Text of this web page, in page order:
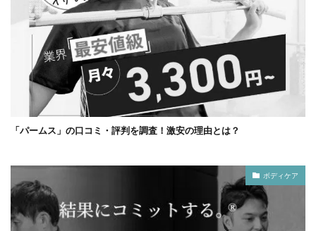
「パームス」の口コミ・評判を調査！激安の理由とは？
ボディケア